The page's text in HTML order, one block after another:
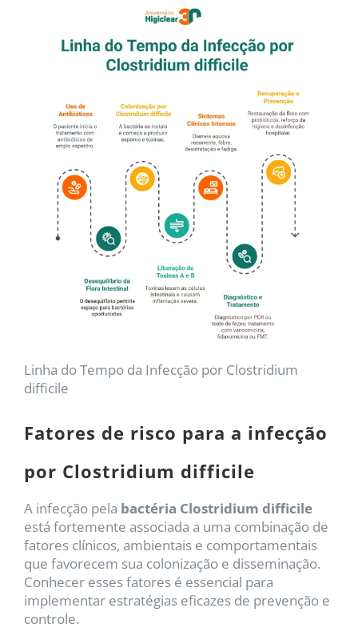
Linha do Tempo da Infecção por Clostridium
difficile
Fatores de risco para a infecção
por Clostridium difficile
A infecção pela bactéria Clostridium difficile
está fortemente associada a uma combinação de
fatores clínicos, ambientais e comportamentais
que favorecem sua colonização e disseminação.
Conhecer esses fatores é essencial para
implementar estratégias eficazes de prevenção e
controle.